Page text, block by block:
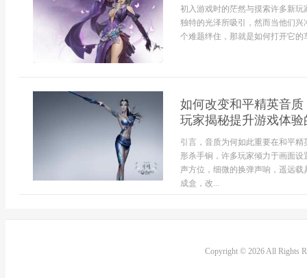
初入游戏时的茫然与摸索许多新
独特的光泽所吸引，然而当他们
个难题绊住，那就是如何打开它
如何改变和平精英音
玩家揭秘提升游戏体
引言，音质为何如此重要在和平
形杀手锏，许多玩家倾力于画面
声方位，细微的换弹声响，遥远
成盒，改...
Copyright © 2026 All Rights